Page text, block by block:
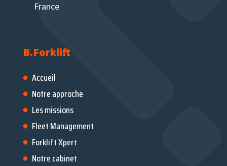
France
Accueil
Notre approche
Les missions
Fleet Management
Forklift Xpert
Notre cabinet